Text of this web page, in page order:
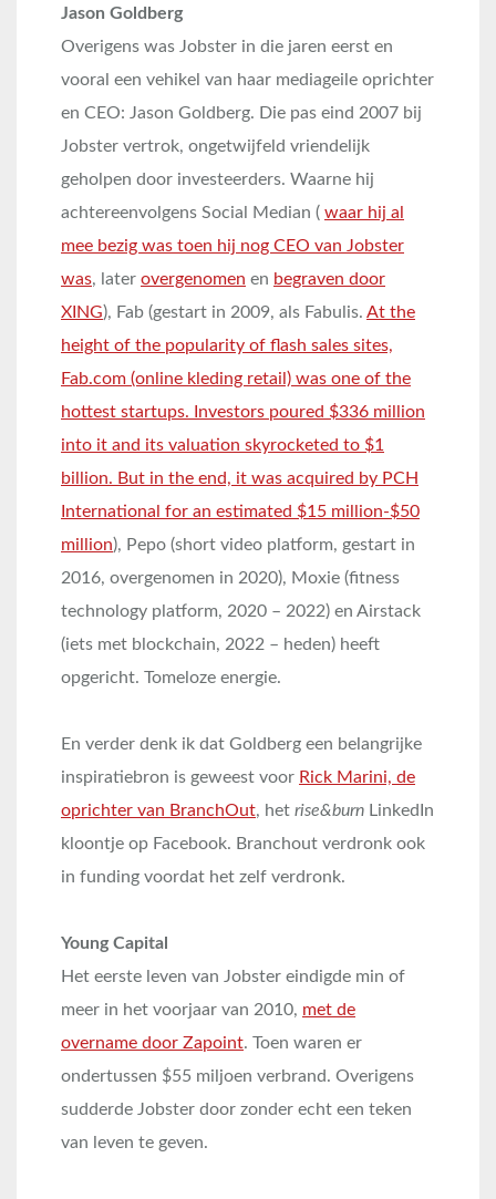
Jason Goldberg
Overigens was Jobster in die jaren eerst en
vooral een vehikel van haar mediageile oprichter
en CEO: Jason Goldberg. Die pas eind 2007 bij
Jobster vertrok, ongetwijfeld vriendelijk
geholpen door investeerders. Waarne hij
achtereenvolgens Social Median ( waar hij al
mee bezig was toen hij nog CEO van Jobster
was, later overgenomen en begraven door
XING), Fab (gestart in 2009, als Fabulis. At the
height of the popularity of flash sales sites,
Fab.com (online kleding retail) was one of the
hottest startups. Investors poured $336 million
into it and its valuation skyrocketed to $1
billion. But in the end, it was acquired by PCH
International for an estimated $15 million-$50
million), Pepo (short video platform, gestart in
2016, overgenomen in 2020), Moxie (fitness
technology platform, 2020 – 2022) en Airstack
(iets met blockchain, 2022 – heden) heeft
opgericht. Tomeloze energie.
En verder denk ik dat Goldberg een belangrijke
inspiratiebron is geweest voor Rick Marini, de
oprichter van BranchOut, het rise&burn LinkedIn
kloontje op Facebook. Branchout verdronk ook
in funding voordat het zelf verdronk.
Young Capital
Het eerste leven van Jobster eindigde min of
meer in het voorjaar van 2010, met de
overname door Zapoint. Toen waren er
ondertussen $55 miljoen verbrand. Overigens
sudderde Jobster door zonder echt een teken
van leven te geven.